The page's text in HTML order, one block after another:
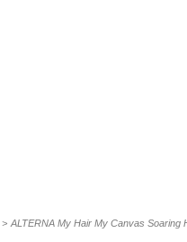
> ALTERNA My Hair My Canvas